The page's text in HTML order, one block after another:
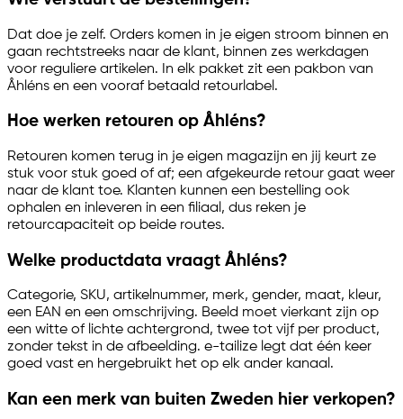
Dat doe je zelf. Orders komen in je eigen stroom binnen en
gaan rechtstreeks naar de klant, binnen zes werkdagen
voor reguliere artikelen. In elk pakket zit een pakbon van
Åhléns en een vooraf betaald retourlabel.
Hoe werken retouren op Åhléns?
Retouren komen terug in je eigen magazijn en jij keurt ze
stuk voor stuk goed of af; een afgekeurde retour gaat weer
naar de klant toe. Klanten kunnen een bestelling ook
ophalen en inleveren in een filiaal, dus reken je
retourcapaciteit op beide routes.
Welke productdata vraagt Åhléns?
Categorie, SKU, artikelnummer, merk, gender, maat, kleur,
een EAN en een omschrijving. Beeld moet vierkant zijn op
een witte of lichte achtergrond, twee tot vijf per product,
zonder tekst in de afbeelding. e-tailize legt dat één keer
goed vast en hergebruikt het op elk ander kanaal.
Kan een merk van buiten Zweden hier verkopen?